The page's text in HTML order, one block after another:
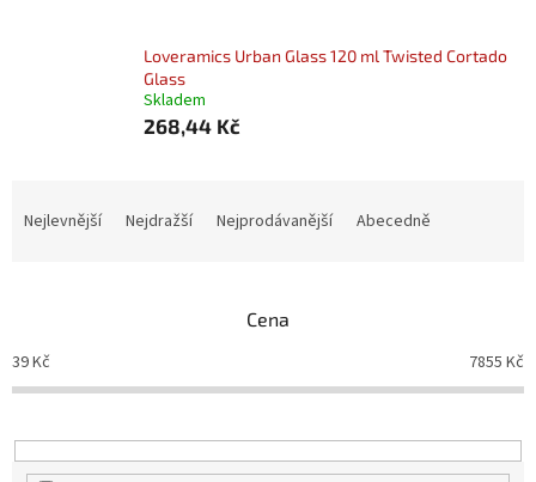
Loveramics Urban Glass 120 ml Twisted Cortado
Glass
Skladem
268,44 Kč
p
r
o
u
Nejlevnější Nejdražší Nejprodávanější Abecedně
Cena
39Kč 7855 Kč